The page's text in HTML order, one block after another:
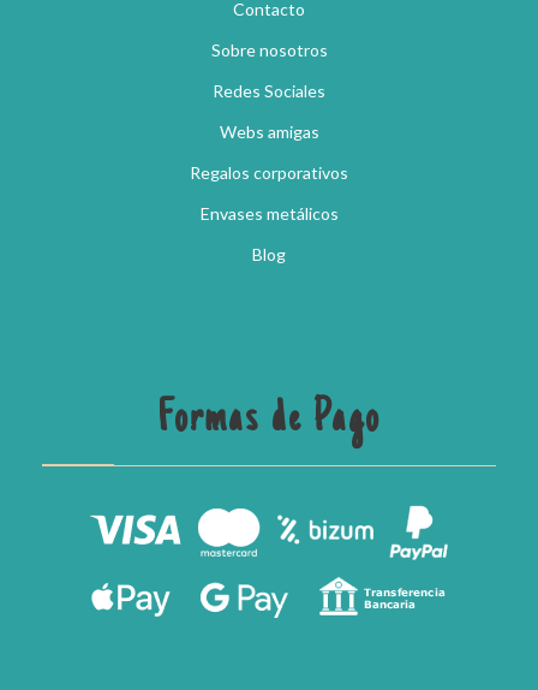
Contacto
Sobre nosotros
Redes Sociales
Webs amigas
Regalos corporativos
Envases metálicos
Blog
Formas de Pago